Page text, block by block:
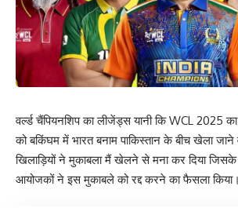
वर्ल्ड चैंपियनशिप का लीजेंड्स यानी कि WCL 2025 का
को बकिंघम में भारत बनाम पाकिस्तान के बीच खेला जाने
खिलाड़ियों ने मुकाबला मैं खेलने से मना कर दिया
आयोजकों ने इस मुकाबले को रद्द करने का फैसला किया।